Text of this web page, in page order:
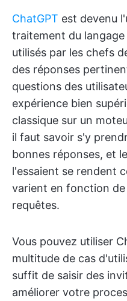
ChatGPT est devenu
traitement du
utilisés par les chefs
des réponses
questions des
expérience bien
classique sur un
il faut savoir s'y
bonnes réponses, et
l'essaient se rendent
varient en fonction de
requêtes.
Vous pouvez utiliser
multitude de cas
suffit de saisir des
améliorer votre